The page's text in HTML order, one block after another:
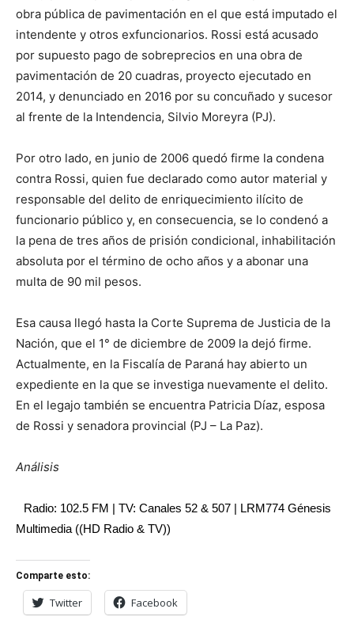
obra pública de pavimentación en el que está imputado el
intendente y otros exfuncionarios. Rossi está acusado
por supuesto pago de sobreprecios en una obra de
pavimentación de 20 cuadras, proyecto ejecutado en
2014, y denunciado en 2016 por su concuñado y sucesor
al frente de la Intendencia, Silvio Moreyra (PJ).
Por otro lado, en junio de 2006 quedó firme la condena
contra Rossi, quien fue declarado como autor material y
responsable del delito de enriquecimiento ilícito de
funcionario público y, en consecuencia, se lo condenó a
la pena de tres años de prisión condicional, inhabilitación
absoluta por el término de ocho años y a abonar una
multa de 90 mil pesos.
Esa causa llegó hasta la Corte Suprema de Justicia de la
Nación, que el 1° de diciembre de 2009 la dejó firme.
Actualmente, en la Fiscalía de Paraná hay abierto un
expediente en la que se investiga nuevamente el delito.
En el legajo también se encuentra Patricia Díaz, esposa
de Rossi y senadora provincial (PJ – La Paz).
Análisis
Radio: 102.5 FM | TV: Canales 52 & 507 | LRM774 Génesis
Multimedia ((HD Radio & TV))
Comparte esto:
Twitter Facebook